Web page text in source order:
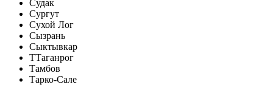
Судак
Сургут
Сухой Лог
Сызрань
Сыктывкар
ТТаганрог
Тамбов
Тарко-Сале